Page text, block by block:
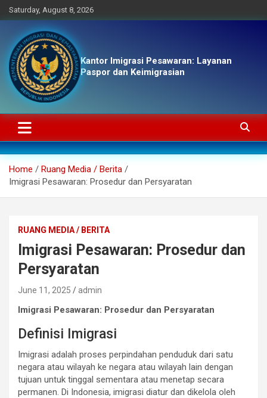
Skip
to
content
Saturday, August 8, 2026
Kantor Imigrasi Pesawaran: Layanan
Paspor dan Keimigrasian
Home
Ruang Media / Berita
Imigrasi Pesawaran: Prosedur dan Persyaratan
RUANG MEDIA / BERITA
Imigrasi Pesawaran: Prosedur dan
Persyaratan
June 11, 2025 admin
Imigrasi Pesawaran: Prosedur dan Persyaratan
Definisi Imigrasi
Imigrasi adalah proses perpindahan penduduk dari satu
negara atau wilayah ke negara atau wilayah lain dengan
tujuan untuk tinggal sementara atau menetap secara
permanen. Di Indonesia, imigrasi diatur dan dikelola oleh